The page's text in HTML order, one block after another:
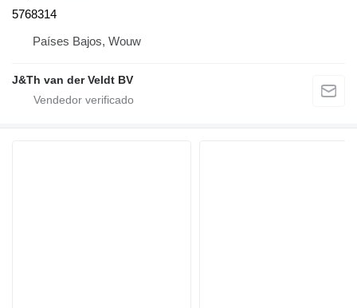
5768314
Países Bajos, Wouw
J&Th van der Veldt BV